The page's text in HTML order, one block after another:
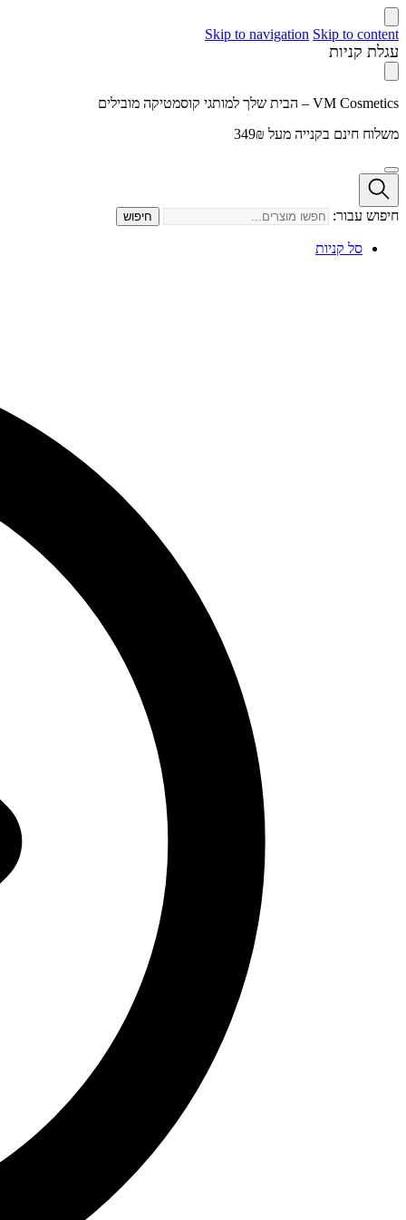
Skip to navigation Skip to content
עגלת קניות
VM Cosmetics – הבית שלך למותגי קוסמטיקה מובילים
משלוח חינם בקנייה מעל 349₪
חיפוש עבור: חיפוש
סל קניות